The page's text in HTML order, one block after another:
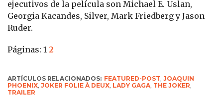
ejecutivos de la película son Michael E. Uslan,
Georgia Kacandes, Silver, Mark Friedberg y Jason
Ruder.
Páginas:1 2
ARTÍCULOS RELACIONADOS: FEATURED-POST,JOAQUIN
PHOENIX,JOKER FOLIE À DEUX, LADY GAGA, THE JOKER,
TRAILER